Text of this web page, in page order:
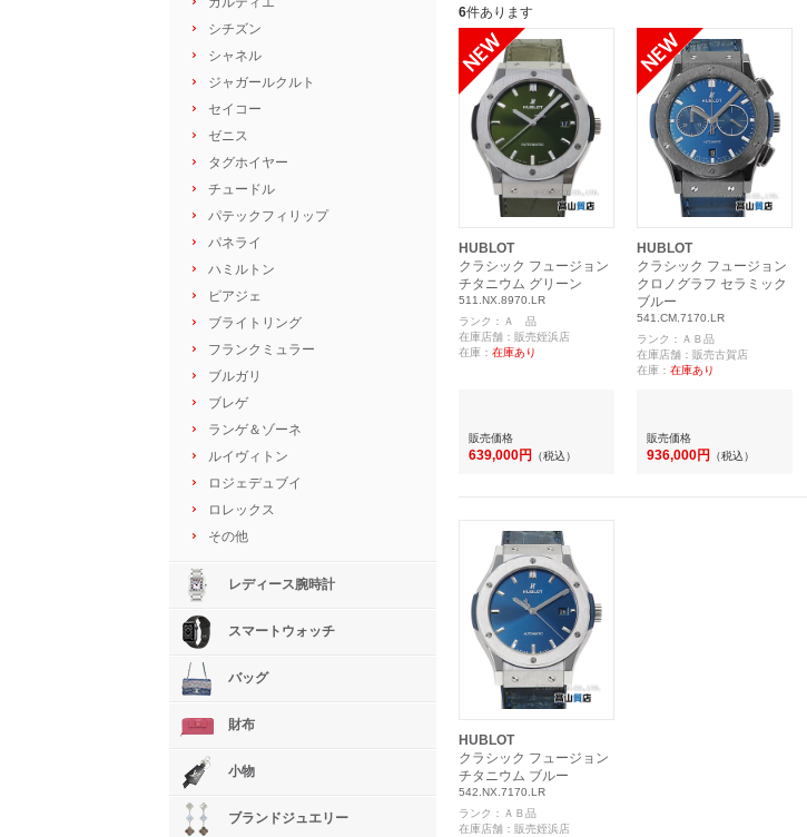
6件あります
HUBLOT
クラシック フュージョン
チタニウム グリーン
511.NX.8970.LR
ランク：Ａ 品
在庫店舗：販売姪浜店
在庫： 在庫あり
販売価格
639,000円 （税込）
HUBLOT
クラシック フュージョン
クロノグラフ セラミック
ブルー
541.CM.7170.LR
ランク：ＡＢ品
在庫店舗：販売古賀店
在庫： 在庫あり
販売価格
936,000円 （税込）
HUBLOT
クラシック フュージョン
チタニウム ブルー
542.NX.7170.LR
ランク：ＡＢ品
在庫店舗：販売姪浜店
シチズン
シャネル
ジャガールクルト
セイコー
ゼニス
タグホイヤー
チュードル
パテックフィリップ
パネライ
ハミルトン
ピアジェ
ブライトリング
フランクミュラー
ブルガリ
ブレゲ
ランゲ＆ゾーネ
ルイヴィトン
ロジェデュブイ
ロレックス
その他
レディース腕時計
スマートウォッチ
バッグ
財布
小物
ブランドジュエリー